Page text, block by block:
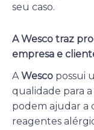
seu caso.
A Wesco traz
empresa e
AWesco possui
qualidade para
podem ajudar a
reagentes